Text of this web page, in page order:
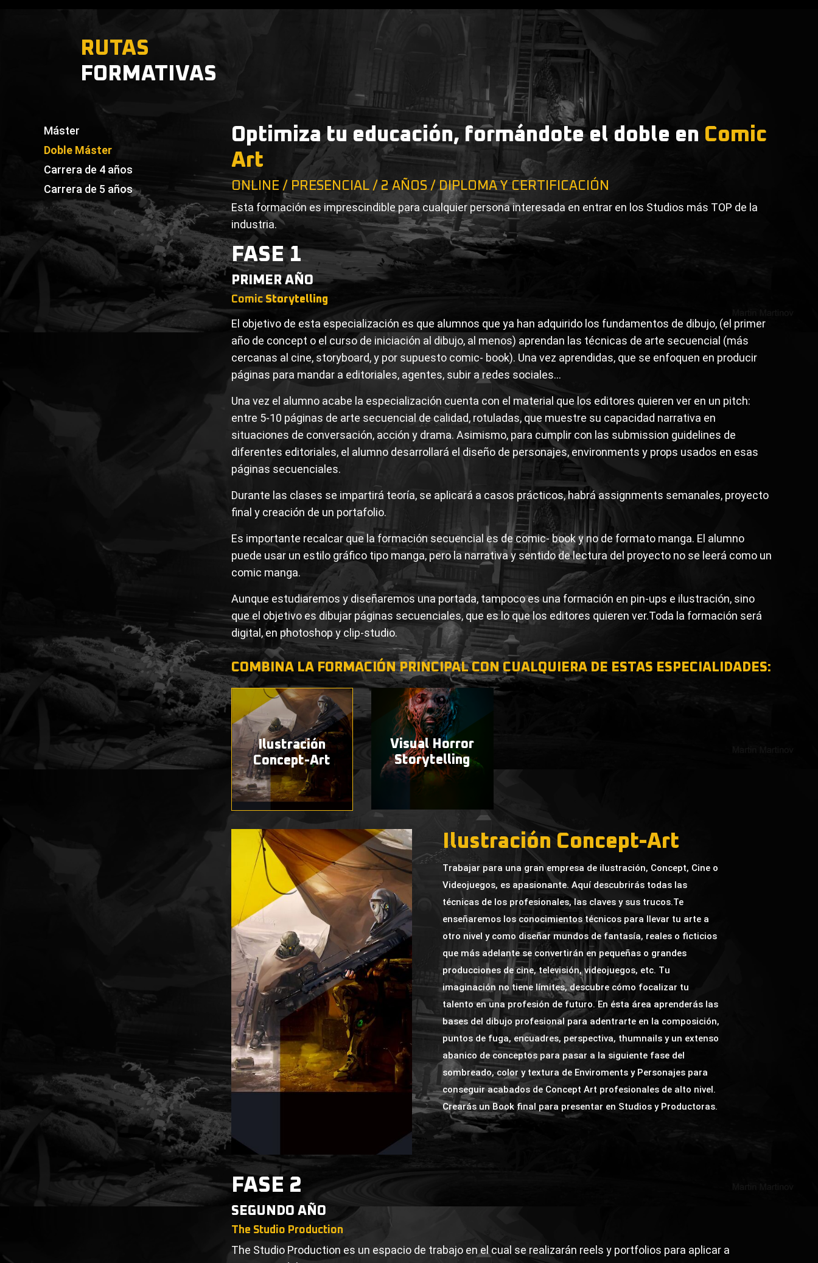
RUTAS
FORMATIVAS
Máster
Doble Máster
Carrera de 4 años
Carrera de 5 años
Optimiza tu educación, formándote el doble en Comic
Art
ONLINE / PRESENCIAL / 2 AÑOS / DIPLOMA Y CERTIFICACIÓN
Esta formación es imprescindible para cualquier persona interesada en entrar en los Studios más TOP de la
industria.
FASE 1
PRIMER AÑO
ComicStorytelling
El objetivo de esta especialización es que alumnos que ya han adquirido los fundamentos de dibujo, (el primer
año de concept o el curso de iniciación al dibujo, al menos) aprendan las técnicas de arte secuencial (más
cercanas al cine, storyboard, y por supuesto comic- book). Una vez aprendidas, que se enfoquen en producir
páginas para mandar a editoriales, agentes, subir a redes sociales...
Una vez el alumno acabe la especialización cuenta con el material que los editores quieren ver en un pitch:
entre 5-10 páginas de arte secuencial de calidad, rotuladas, que muestre su capacidad narrativa en
situaciones de conversación, acción y drama. Asimismo, para cumplir con las submission guidelines de
diferentes editoriales, el alumno desarrollará el diseño de personajes, environments y props usados en esas
páginas secuenciales.
Durante las clases se impartirá teoría, se aplicará a casos prácticos, habrá assignments semanales, proyecto
final y creación de un portafolio.
Es importante recalcar que la formación secuencial es de comic- book y no de formato manga. El alumno
puede usar un estilo gráfico tipo manga, pero la narrativa y sentido de lectura del proyecto no se leerá como un
comic manga.
Aunque estudiaremos y diseñaremos una portada, tampoco es una formación en pin-ups e ilustración, sino
que el objetivo es dibujar páginas secuenciales, que es lo que los editores quieren ver.Toda la formación será
digital, en photoshop y clip-studio.
COMBINA LA FORMACIÓN PRINCIPAL CON CUALQUIERA DE ESTAS ESPECIALIDADES:
Ilustración
Concept-Art
Visual Horror
Storytelling
Ilustración Concept-Art
Trabajar para una gran empresa de ilustración, Concept, Cine o
Videojuegos, es apasionante. Aquí descubrirás todas las
técnicas de los profesionales, las claves y sus trucos.Te
enseñaremos los conocimientos técnicos para llevar tu arte a
otro nivel y como diseñar mundos de fantasía, reales o ficticios
que más adelante se convertirán en pequeñas o grandes
producciones de cine, televisión, videojuegos, etc. Tu
imaginación no tiene límites, descubre cómo focalizar tu
talento en una profesión de futuro. En ésta área aprenderás las
bases del dibujo profesional para adentrarte en la composición,
puntos de fuga, encuadres, perspectiva, thumnails y un extenso
abanico de conceptos para pasar a la siguiente fase del
sombreado, color y textura de Enviroments y Personajes para
conseguir acabados de Concept Art profesionales de alto nivel.
Crearás un Book final para presentar en Studios y Productoras.
FASE 2
SEGUNDO AÑO
The Studio Production
The Studio Production es un espacio de trabajo en el cual se realizarán reels y portfolios para aplicar a